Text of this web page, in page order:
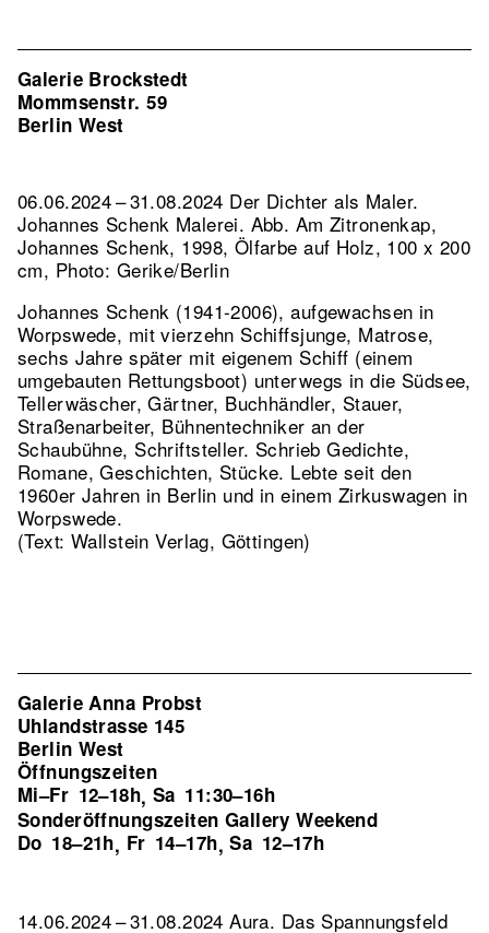
Galerie Brockstedt
Mommsenstr. 59
Berlin West
06.06.2024 – 31.08.2024 Der Dichter als Maler.
Johannes Schenk Malerei. Abb. Am Zitronenkap,
Johannes Schenk, 1998, Ölfarbe auf Holz, 100 x 200
cm, Photo: Gerike/Berlin
Johannes Schenk (1941-2006), aufgewachsen in
Worpswede, mit vierzehn Schiffsjunge, Matrose,
sechs Jahre später mit eigenem Schiff (einem
umgebauten Rettungsboot) unterwegs in die Südsee,
Tellerwäscher, Gärtner, Buchhändler, Stauer,
Straßenarbeiter, Bühnentechniker an der
Schaubühne, Schriftsteller. Schrieb Gedichte,
Romane, Geschichten, Stücke. Lebte seit den
1960er Jahren in Berlin und in einem Zirkuswagen in
Worpswede.
(Text: Wallstein Verlag, Göttingen)
Galerie Anna Probst
Uhlandstrasse 145
Berlin West
Öffnungszeiten
Mi–Fr 12–18h, Sa 11:30–16h
Sonderöffnungszeiten Gallery Weekend
Do 18–21h, Fr 14–17h,Sa 12–17h
14.06.2024 – 31.08.2024 Aura. Das Spannungsfeld